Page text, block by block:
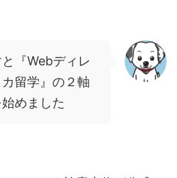
『Webディレ
留学』の２軸
めました